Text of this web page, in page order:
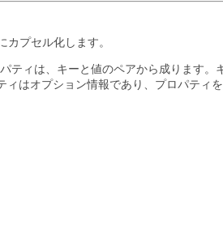
プセル化します。
ティは、キーと値のペアから成ります。
ィはオプション情報であり、プロパティ